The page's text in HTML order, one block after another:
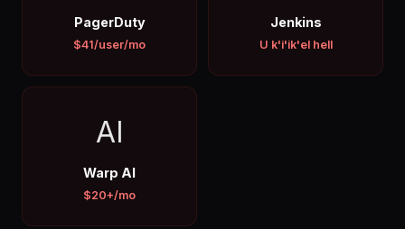
PagerDuty
$41/user/mo
Jenkins
U k'i'ik'el hell
AI
Warp AI
$20+/mo